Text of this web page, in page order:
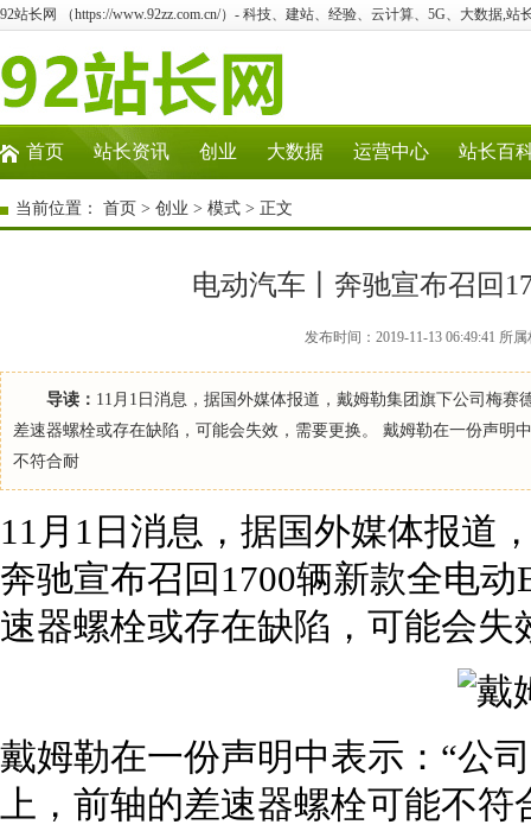
92站长网 （https://www.92zz.com.cn/）- 科技、建站、经验、云计算、5G、大数据,站
首页 站长资讯 创业 大数据 运营中心 站长百
当前位置： 首页 > 创业 > 模式 > 正文
电动汽车丨奔驰宣布召回
发布时间：2019-11-13 06:49:41 所
导读： 11月1日消息，据国外媒体报道，戴姆勒集团旗下公司梅
差速器螺栓或存在缺陷，可能会失效，需要更换。 戴姆勒在一份声明
不符合耐
11月1日消息，据国外媒体报道
奔驰宣布召回1700辆新款全电
速器螺栓或存在缺陷，可能会失
戴姆勒在一份声明中表示：“公
上，前轴的差速器螺栓可能不